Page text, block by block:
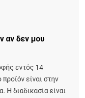
αν δεν μου
εντός 14
είναι στην
Η διαδικασία είναι